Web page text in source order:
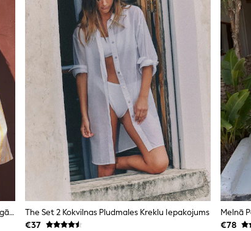
Ekru/dzeltena Svītra - Brīva Stila Krekls Ar Pogām Un Linu
The Set 2 Kokvilnas Pludmales Kreklu Iepakojums
€37
€78